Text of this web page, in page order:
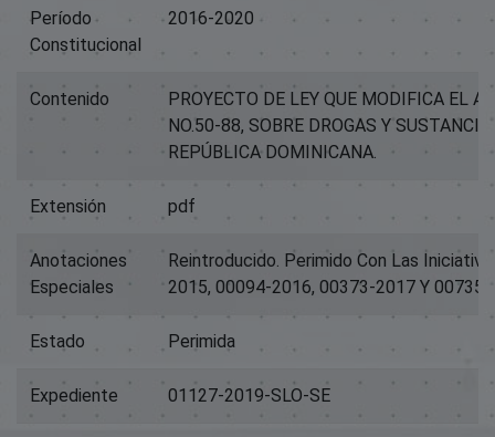
Período
Constitucional
2016-2020
Contenido
PROYECTO DE LEY QUE MODIFICA EL
NO.50-88, SOBRE DROGAS Y
REPÚBLICA DOMINICANA.
Extensión pdf
Anotaciones
Especiales
Reintroducido. Perimido Con Las
2015, 00094-2016, 00373-2017 Y 00735-
Estado Perimida
Expediente 01127-2019-SLO-SE